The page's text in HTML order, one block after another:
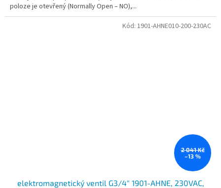
poloze je otevřený (Normally Open – NO),...
2 041 Kč
–13 %
elektromagnetický ventil G3/4" 1901-AHNE, 230VAC,
Kód: 1901-AHNE010-200-230AC